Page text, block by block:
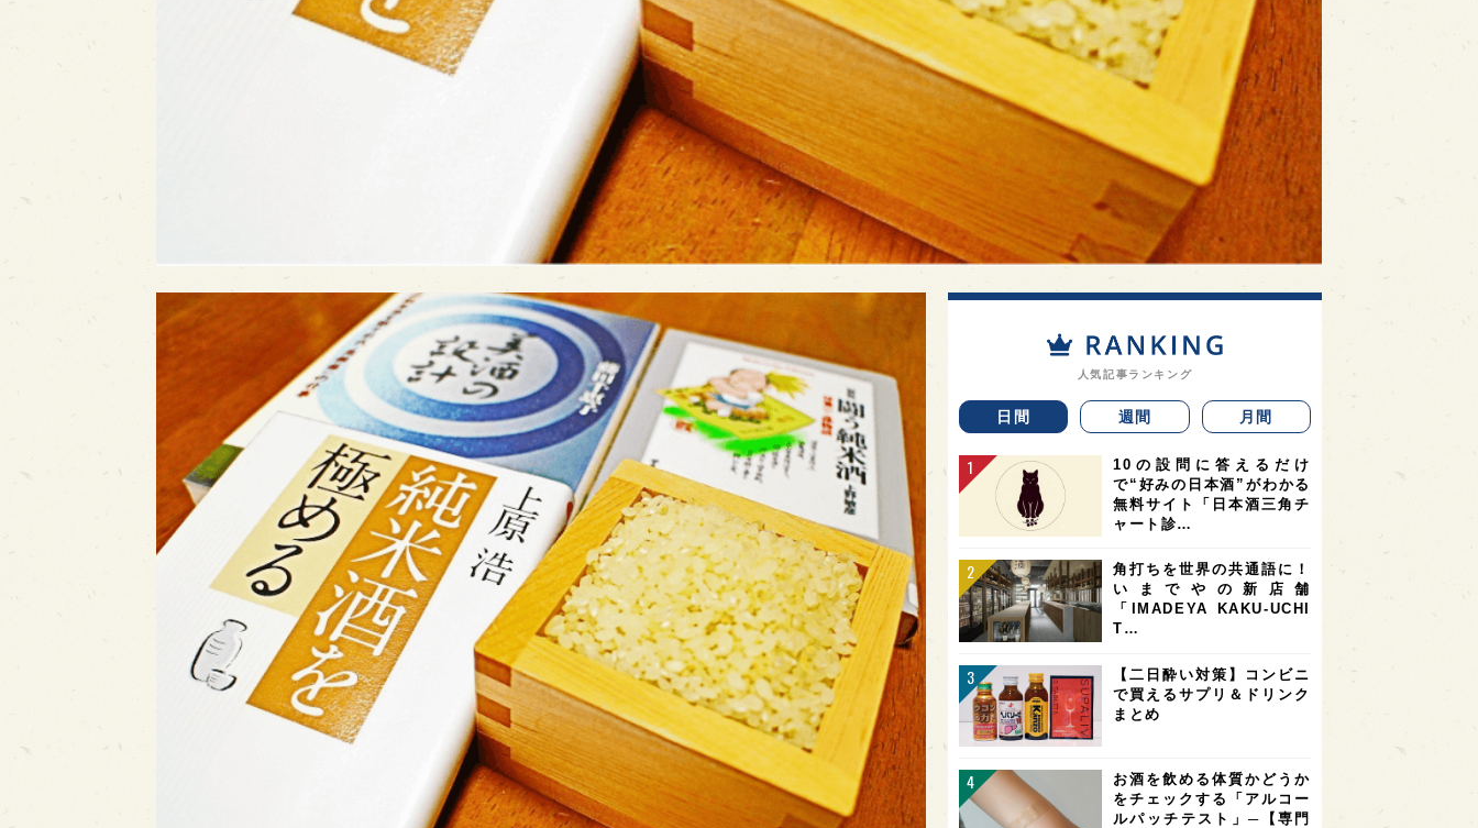
人気記事ランキング
日間 週間 月間
10の設問に答えるだけ
で“好みの日本酒”がわかる
無料サイト「日本酒三角チ
ャート診…
角打ちを世界の共通語に！
いまでやの新店舗
「IMADEYA KAKU-UCHI
T…
【二日酔い対策】コンビニ
で買えるサプリ＆ドリンク
まとめ
お酒を飲める体質かどうか
をチェックする「アルコー
ルパッチテスト」─【専門